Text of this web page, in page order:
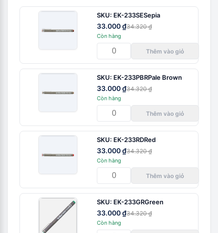
SKU: EK-233SESepia
33.000 ₫34.320 ₫
Còn hàng
Thêm vào giỏ
SKU: EK-233PBRPale Brown
33.000 ₫34.320 ₫
Còn hàng
Thêm vào giỏ
SKU: EK-233RDRed
33.000 ₫34.320 ₫
Còn hàng
Thêm vào giỏ
SKU: EK-233GRGreen
33.000 ₫34.320 ₫
Còn hàng